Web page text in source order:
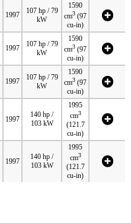
1997
107 hp / 79
kW
1590
cm3 (97
cu-in)
1997
107 hp / 79
kW
1590
cm3 (97
cu-in)
1997
107 hp / 79
kW
1590
cm3 (97
cu-in)
1997
140 hp /
103 kW
1995
cm3
(121.7
cu-in)
1997
140 hp /
103 kW
1995
cm3
(121.7
cu-in)